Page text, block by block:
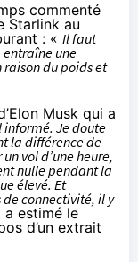
commenté
Starlink au
: « Il faut
une
du poids et
Musk qui a
informé. Je doute
la différence de
vol d’une heure,
nulle pendant la
élevé. Et
connectivité, il y
a estimé le
d’un extrait